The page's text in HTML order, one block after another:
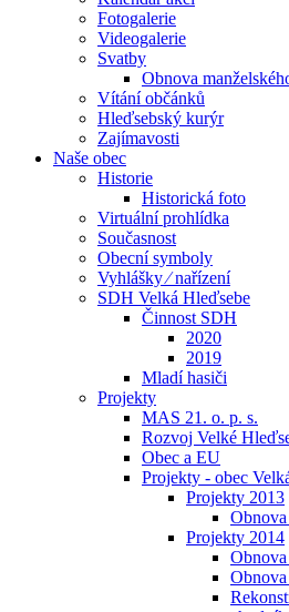
Fotogalerie
Videogalerie
Svatby
Obnova
Vítání občánků
Hleďsebský kurýr
Zajímavosti
Naše obec
Historie
Historická foto
Virtuální prohlídka
Současnost
Obecní symboly
Vyhlášky ⁄ nařízení
SDH Velká Hleďsebe
Činnost SDH
2020
2019
Mladí hasiči
Projekty
MAS 21. o. p. s.
Rozvoj Velké
Obec a EU
Projekty - obec
Projekty 2013
Projekty 2014